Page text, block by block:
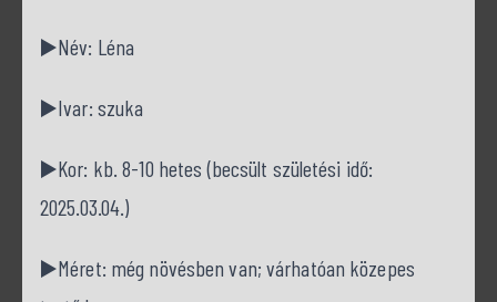
▶️Név: Léna
▶️Ivar: szuka
▶️Kor: kb. 8-10 hetes (becsült születési idő:
2025.03.04.)
▶️Méret: még növésben van; várhatóan közepes